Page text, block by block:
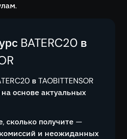
BATERC20 в
в TAOBITTENSOR
на основе актуальных
сколько получите —
и неожиданных